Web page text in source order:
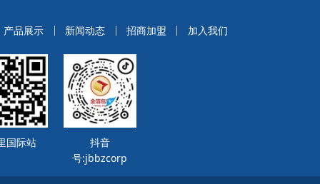
产品展示 新闻动态 招商加盟 加入我们
国际站
抖音
号:jbbzcorp